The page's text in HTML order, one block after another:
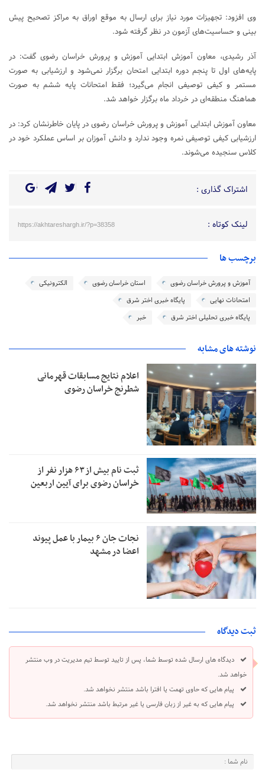
وی افزود: تجهیزات مورد نیاز برای ارسال به موقع اوراق به مراکز تصحیح پیش
بینی و حساسیت‌های آزمون در نظر گرفته شود.
آذر رشیدی، معاون آموزش ابتدایی آموزش و پرورش خراسان رضوی گفت: در
پایه‌های اول تا پنجم دوره ابتدایی امتحان برگزار نمی‌شود و ارزشیابی به صورت
مستمر و کیفی توصیفی انجام می‌گیرد؛ فقط امتحانات پایه ششم به صورت
هماهنگ منطقه‌ای در خرداد ماه برگزار خواهد شد.
معاون آموزش ابتدایی آموزش و پرورش خراسان رضوی در پایان خاطرنشان کرد: در
ارزشیابی کیفی توصیفی نمره وجود ندارد و دانش آموزان بر اساس عملکرد خود در
کلاس سنجیده می‌شوند.
اشتراک گذاری :
لینک کوتاه : https://akhtareshargh.ir/?p=38358
برچسب ها
آموزش و پرورش خراسان رضوی استان خراسان رضوی
الکترونیکی
امتحانات نهایی
پایگاه خبری اختر شرق
پایگاه خبری تحلیلی اختر شرق
خبر
نوشته های مشابه
اعلام نتایج مسابقات قهرمانی
شطرنج خراسان رضوی
ثبت نام بیش از ۶۳ هزار نفر از
خراسان رضوی برای آیین اربعین
نجات جان ۶ بیمار با عمل پیوند
اعضا در مشهد
ثبت دیدگاه
دیدگاه های ارسال شده توسط شما، پس از تایید توسط تیم مدیریت در وب منتشر
خواهد شد.
پیام هایی که حاوی تهمت یا افترا باشد منتشر نخواهد شد.
پیام هایی که به غیر از زبان فارسی یا غیر مرتبط باشد منتشر نخواهد شد.